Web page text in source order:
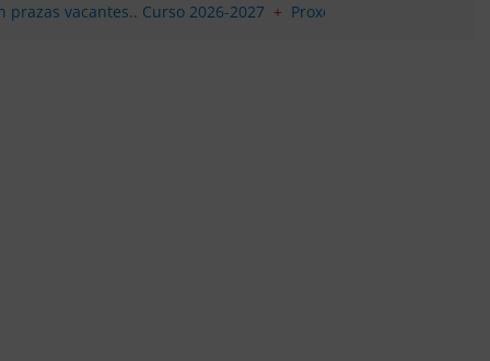
Curso 2026-2027+Proxectos de formación do